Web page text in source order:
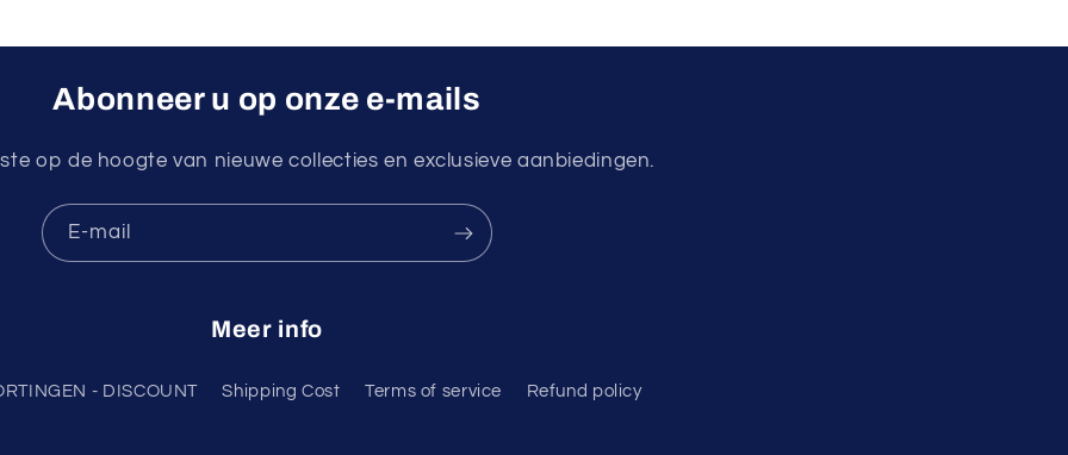
Abonneer u op onze e-mails
op de hoogte van nieuwe collecties en exclusieve aanbiedingen.
E‑mail
Meer info
- DISCOUNT Shipping Cost Terms of service Refund policy